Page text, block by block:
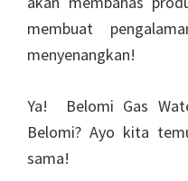
membuat
menyenangkan!
Ya! Belomi Gas
Belomi? Ayo kita
sama!